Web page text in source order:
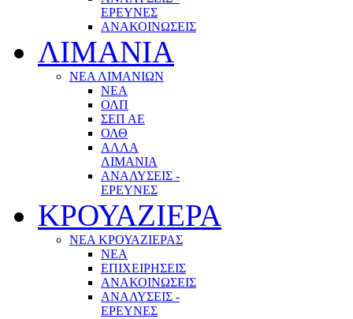
ΕΡΕΥΝΕΣ
ΑΝΑΚΟΙΝΩΣΕΙΣ
ΛΙΜΑΝΙΑ
ΝΕΑ ΛΙΜΑΝΙΩΝ
ΝΕΑ
ΟΛΠ
ΣΕΠ ΑΕ
ΟΛΘ
ΑΛΛΑ
ΛΙΜΑΝΙΑ
ΑΝΑΛΥΣΕΙΣ -
ΕΡΕΥΝΕΣ
ΚΡΟΥΑΖΙΕΡΑ
ΝΕΑ ΚΡΟΥΑΖΙΕΡΑΣ
NEA
ΕΠΙΧΕΙΡΗΣΕΙΣ
ΑΝΑΚΟΙΝΩΣΕΙΣ
ΑΝΑΛΥΣΕΙΣ -
ΕΡΕΥΝΕΣ